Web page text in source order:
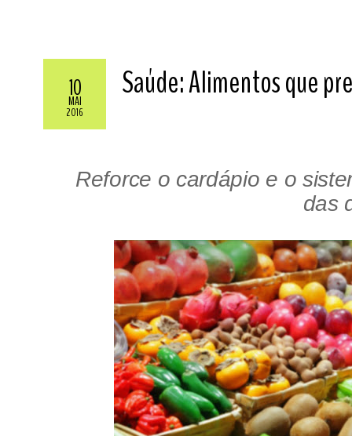
10
MAI
2016
Saúde: Alimentos que
Reforce o cardápio e o
das